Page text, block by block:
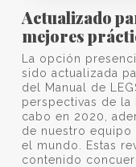
Actualizado
mejores
La opción
sido actualizada
del Manual de
perspectivas de la
cabo en 2020,
de nuestro
el mundo. Estas
contenido